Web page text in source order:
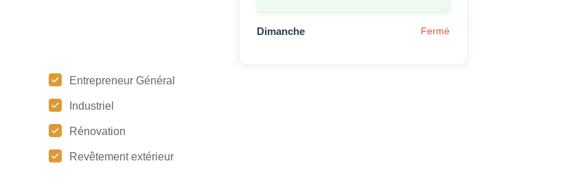
Entrepreneur Général
Industriel
Rénovation
Revêtement extérieur
Dimanche Fermé